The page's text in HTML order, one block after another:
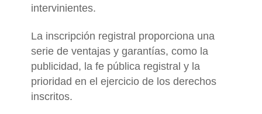
intervinientes.
La inscripción registral proporciona una
serie de ventajas y garantías, como la
publicidad, la fe pública registral y la
prioridad en el ejercicio de los derechos
inscritos.